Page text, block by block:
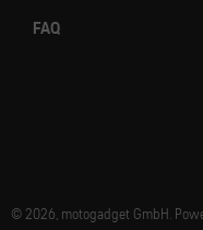
FAQ
© 2026, motogadget GmbH.